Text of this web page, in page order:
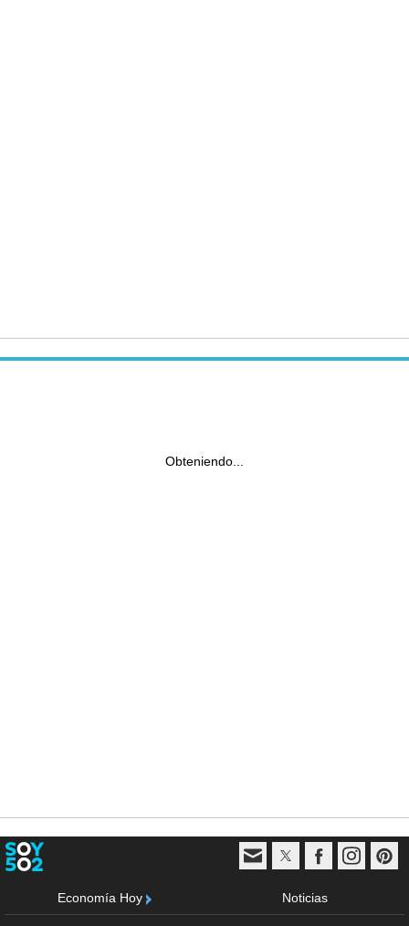
Obteniendo...
Economía Hoy Noticias